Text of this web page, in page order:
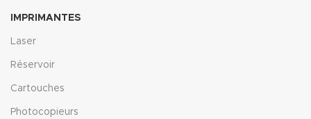
IMPRIMANTES
Laser
Réservoir
Cartouches
Photocopieurs